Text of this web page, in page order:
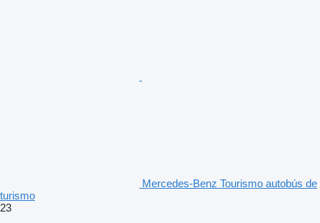
Mercedes-Benz Tourismo autobús de
turismo
23